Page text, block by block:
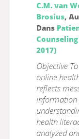
C.M. van
Brosius,
Dans
2017)
Objective
online
reflects
information
health
analyzed